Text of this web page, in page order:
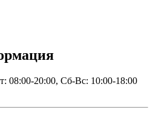
08:00-20:00, Сб-Вс: 10:00-18:00